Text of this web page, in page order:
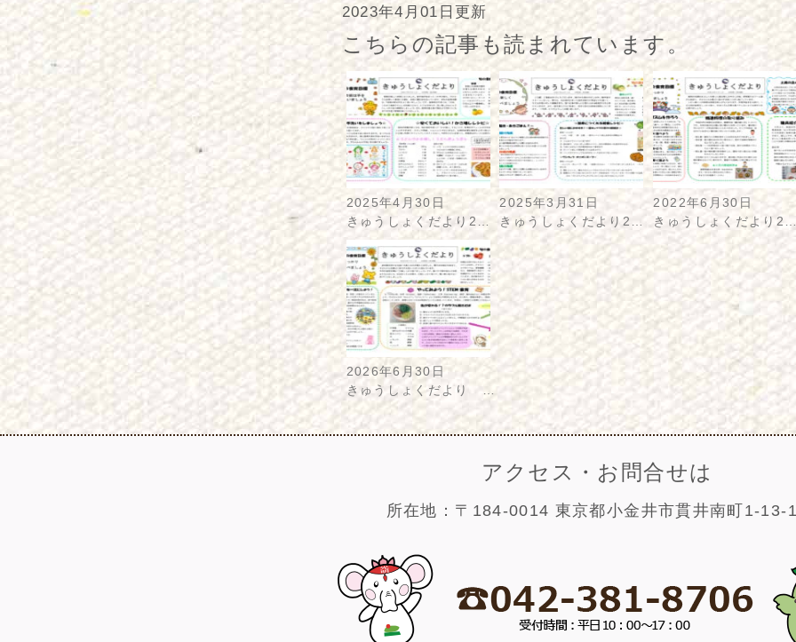
2023年4月01日更新
こちらの記事も読まれています。
2025年4月30日
きゅうしょくだより2…
2025年3月31日
きゅうしょくだより2…
2022年6月30日
きゅうしょくだより
2026年6月30日
きゅうしょくだより …
アクセス・お問合せは
所在地：〒184-0014 東京都小金井市貫井南町1-13-